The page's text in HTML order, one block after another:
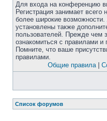
Для входа на конференцию
Регистрация занимает
более широкие
установлены также
пользователей. Прежде чем
ознакомиться с правилами
Помните, что ваше
правилами.
Общие правила|
Список форумов